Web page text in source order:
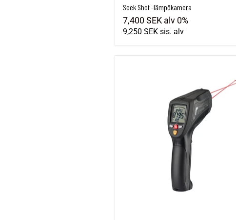
Seek Shot -lämpökamera
7,400 SEK alv 0%
9,250 SEK sis. alv